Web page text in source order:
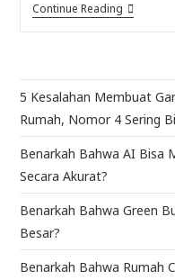
Continue Reading
5 Kesalahan Membuat
Rumah, Nomor 4 Sering
Benarkah Bahwa AI Bisa
Secara Akurat?
Benarkah Bahwa Green
Besar?
Benarkah Bahwa Rumah